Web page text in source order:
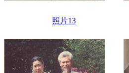
照片13